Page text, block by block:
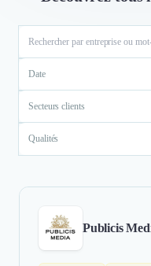
Date
Secteurs clients
Qualités
Publicis